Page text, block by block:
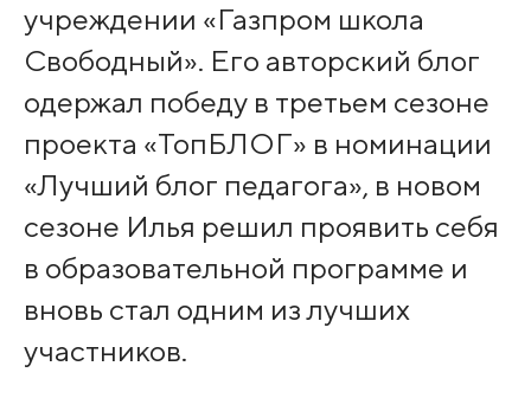
учреждении «Газпром школа
Свободный». Его авторский блог
одержал победу в третьем сезоне
проекта «ТопБЛОГ» в номинации
«Лучший блог педагога», в новом
сезоне Илья решил проявить себя
в образовательной программе и
вновь стал одним из лучших
участников.